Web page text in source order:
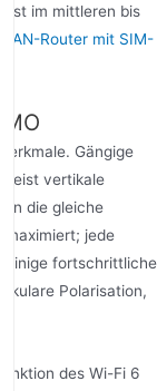
ist im mittleren bis
Router mit SIM-
Gängige
vertikale
die gleiche
maximiert; jede
Einige fortschrittliche
Polarisation,
des Wi-Fi 6